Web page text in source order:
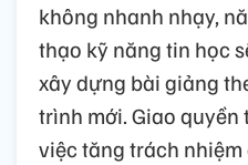
không nhanh nhạy,
thạo kỹ năng tin học
xây dựng bài giảng
trình mới. Giao
việc tăng trách